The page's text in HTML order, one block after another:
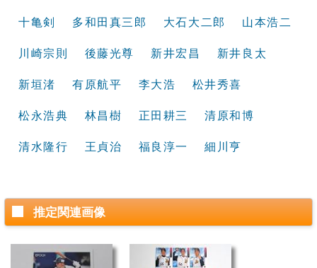
十亀剣 多和田真三郎 大石大二郎 山本浩二
川崎宗則 後藤光尊 新井宏昌 新井良太
新垣渚 有原航平 李大浩 松井秀喜
松永浩典 林昌樹 正田耕三 清原和博
清水隆行 王貞治 福良淳一 細川亨
推定関連画像